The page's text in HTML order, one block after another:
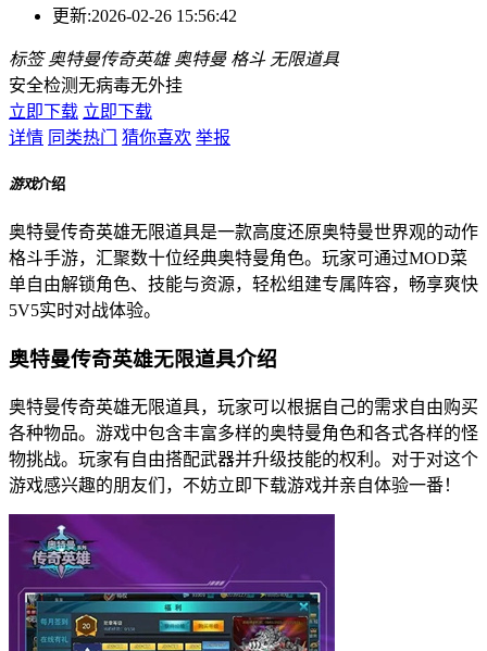
更新:2026-02-26 15:56:42
标签 奥特曼传奇英雄 奥特曼 格斗 无限道具
安全检测无病毒无外挂
立即下载 立即下载
详情 同类热门 猜你喜欢 举报
游戏介绍
奥特曼传奇英雄无限道具是一款高度还原奥特曼世界观的动作
格斗手游，汇聚数十位经典奥特曼角色。玩家可通过MOD菜
单自由解锁角色、技能与资源，轻松组建专属阵容，畅享爽快
5V5实时对战体验。
奥特曼传奇英雄无限道具介绍
奥特曼传奇英雄无限道具，玩家可以根据自己的需求自由购买
各种物品。游戏中包含丰富多样的奥特曼角色和各式各样的怪
物挑战。玩家有自由搭配武器并升级技能的权利。对于对这个
游戏感兴趣的朋友们，不妨立即下载游戏并亲自体验一番！